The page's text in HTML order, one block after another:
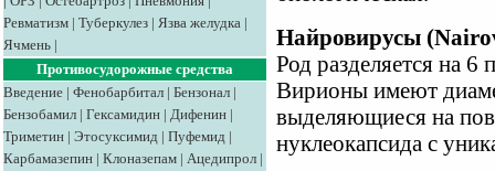
Ревматизм | Туберкулез | Язва желудка |
Ячмень |
Противосудорожные средства
Введение | Фенобарбитал | Бензонал |
Бензобамил | Гексамидин | Дифенин |
Триметин | Этосуксимид | Пуфемид |
Карбамазепин | Клоназепам | Ацедипрол |
Найровирусы
Род разделяется на
Вирионы имеют
выделяющиеся на
нуклеокапсида с